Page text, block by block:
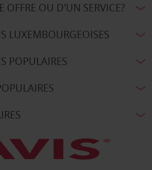
OFFRE OU D'UN SERVICE?
LUXEMBOURGEOISES
POPULAIRES